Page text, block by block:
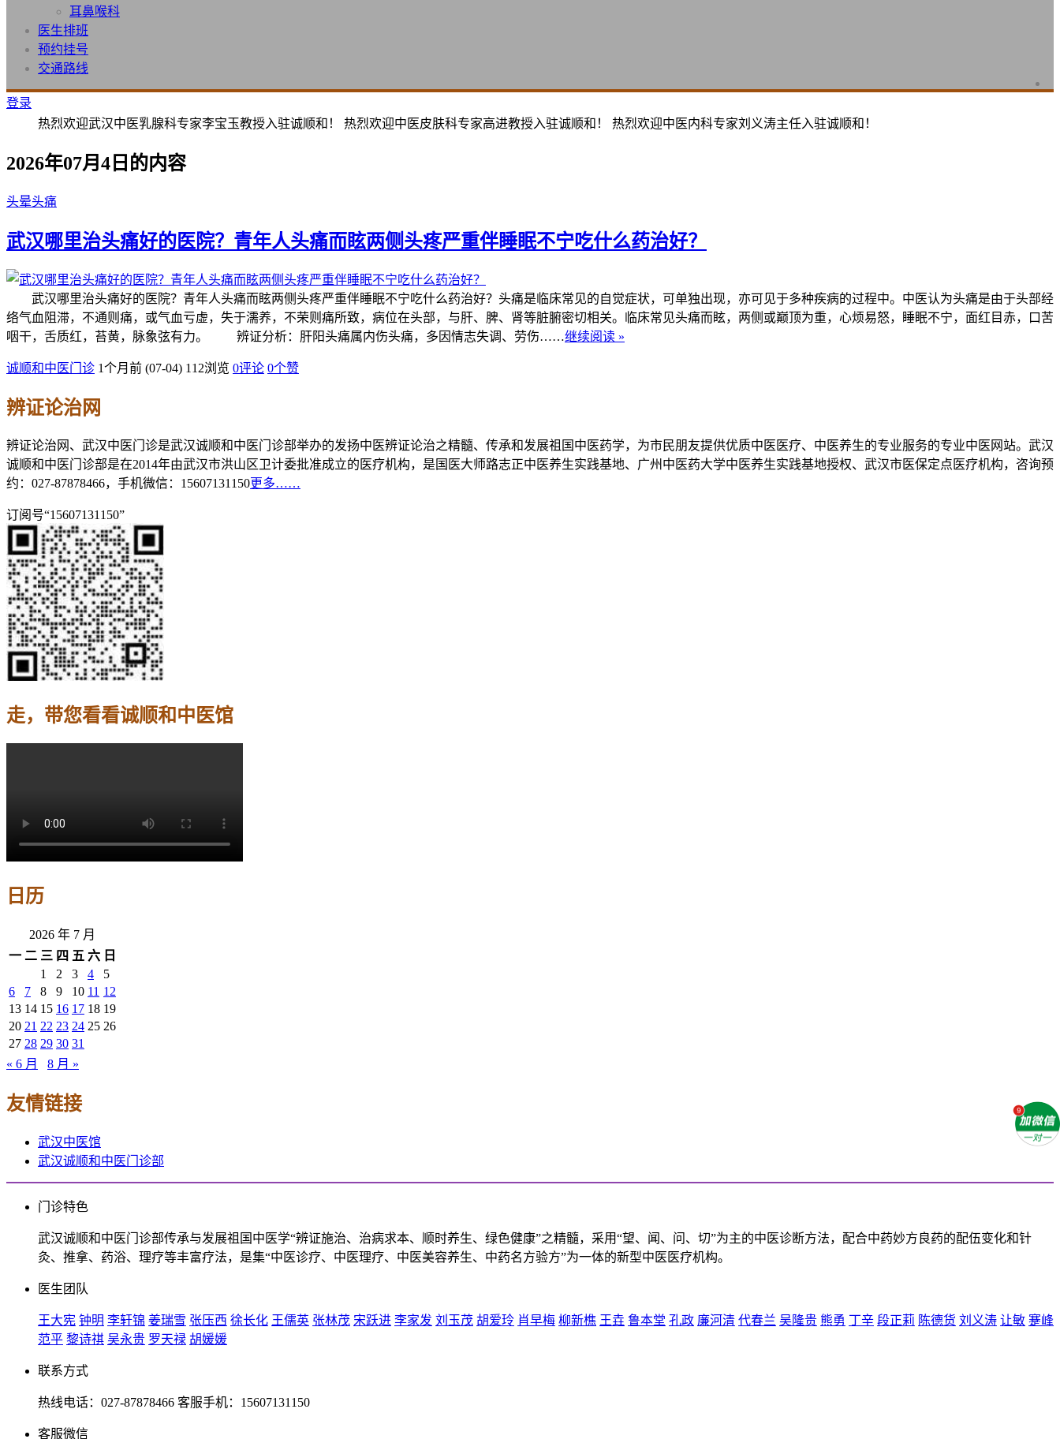
耳鼻喉科
医生排班
预约挂号
交通路线
登录
热烈欢迎武汉中医乳腺科专家李宝玉教授入驻诚顺和！ 热烈欢迎中医皮肤科专家高进教授入驻诚顺和！ 热烈欢迎中医内科专家刘义涛主任入驻诚顺和！
2026年07月4日的内容
头晕头痛
武汉哪里治头痛好的医院？青年人头痛而眩两侧头疼严重伴睡眠不宁吃什么药治好？
武汉哪里治头痛好的医院？青年人头痛而眩两侧头疼严重伴睡眠不宁吃什么药治好？头痛是临床常见的自觉症状，可单独出现，亦可见于多种疾病的过程中。中医认为头痛是由于头部经
络气血阻滞，不通则痛，或气血亏虚，失于濡养，不荣则痛所致，病位在头部，与肝、脾、肾等脏腑密切相关。临床常见头痛而眩，两侧或巅顶为重，心烦易怒，睡眠不宁，面红目赤，口苦
咽干，舌质红，苔黄，脉象弦有力。 辨证分析：肝阳头痛属内伤头痛，多因情志失调、劳伤……继续阅读 »
诚顺和中医门诊 1个月前 (07-04) 112浏览 0评论 0个赞
辨证论治网
辨证论治网、武汉中医门诊是武汉诚顺和中医门诊部举办的发扬中医辨证论治之精髓、传承和发展祖国中医药学，为市民朋友提供优质中医医疗、中医养生的专业服务的专业中医网站。武汉
诚顺和中医门诊部是在2014年由武汉市洪山区卫计委批准成立的医疗机构，是国医大师路志正中医养生实践基地、广州中医药大学中医养生实践基地授权、武汉市医保定点医疗机构，咨询预
约：027-87878466，手机微信：15607131150更多……
订阅号“15607131150”
走，带您看看诚顺和中医馆
日历
2026 年 7 月
一 二 三 四 五 六 日
1
2 3 4
5
6
7 8 9 10 11 12
13 14 15 16 17 18 19
20 21 22 23 24 25 26
27 28 29 30 31
« 6 月
8 月 »
友情链接
武汉中医馆
武汉诚顺和中医门诊部
门诊特色
武汉诚顺和中医门诊部传承与发展祖国中医学“辨证施治、治病求本、顺时养生、绿色健康”之精髓，采用“望、闻、问、切”为主的中医诊断方法，配合中药妙方良药的配伍变化和针
灸、推拿、药浴、理疗等丰富疗法，是集“中医诊疗、中医理疗、中医美容养生、中药名方验方”为一体的新型中医医疗机构。
医生团队
王大宪 钟明 李轩锦 姜瑞雪 张压西 徐长化 王儒英 张林茂 宋跃进 李家发 刘玉茂 胡爱玲 肖早梅 柳新樵 王垚 鲁本堂 孔政 廉河清 代春兰 吴隆贵 熊勇 丁辛 段正莉 陈德货 刘义涛 让敏 蹇峰
范平 黎诗祺 吴永贵 罗天禄 胡媛媛
联系方式
热线电话：027-87878466 客服手机：15607131150
客服微信